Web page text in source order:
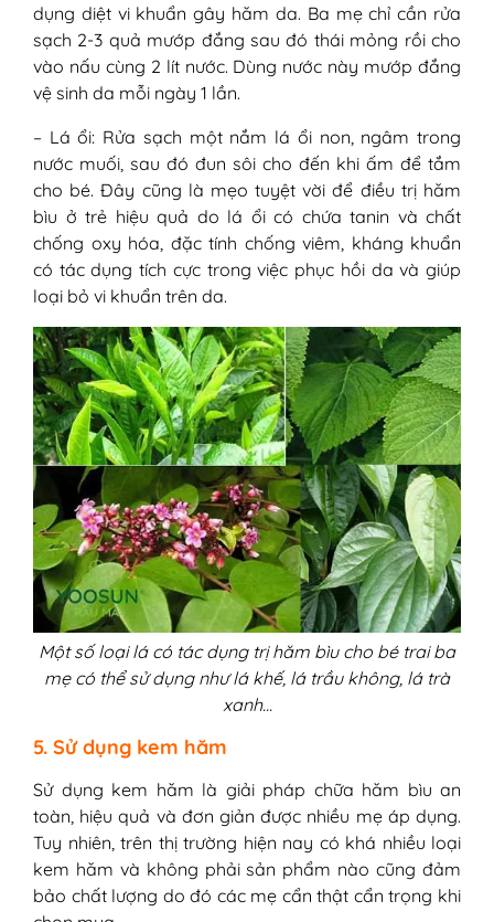
dụng diệt vi khuẩn gây hăm da. Ba mẹ chỉ cần rửa
sạch 2-3 quả mướp đắng sau đó thái mỏng rồi cho
vào nấu cùng 2 lít nước. Dùng nước này mướp đắng
vệ sinh da mỗi ngày 1 lần.
– Lá ổi: Rửa sạch một nắm lá ổi non, ngâm trong
nước muối, sau đó đun sôi cho đến khi ấm để tắm
cho bé. Đây cũng là mẹo tuyệt vời để điều trị hăm
bìu ở trẻ hiệu quả do lá ổi có chứa tanin và chất
chống oxy hóa, đặc tính chống viêm, kháng khuẩn
có tác dụng tích cực trong việc phục hồi da và giúp
loại bỏ vi khuẩn trên da.
Một số loại lá có tác dụng trị hăm bìu cho bé trai ba
mẹ có thể sử dụng như lá khế, lá trầu không, lá trà
xanh…
5. Sử dụng kem hăm
Sử dụng kem hăm là giải pháp chữa hăm bìu an
toàn, hiệu quả và đơn giản được nhiều mẹ áp dụng.
Tuy nhiên, trên thị trường hiện nay có khá nhiều loại
kem hăm và không phải sản phẩm nào cũng đảm
bảo chất lượng do đó các mẹ cẩn thật cẩn trọng khi